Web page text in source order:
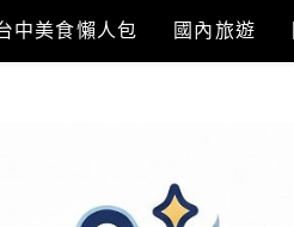
中美食懶人包 國內旅遊